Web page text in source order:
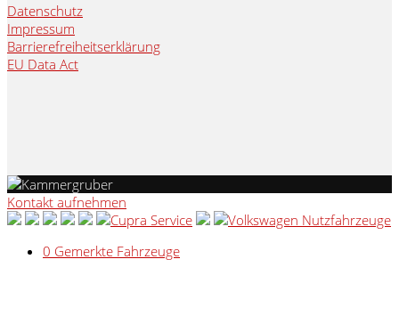
Datenschutz
Impressum
Barrierefreiheitserklärung
EU Data Act
Kontakt aufnehmen
0 Gemerkte Fahrzeuge